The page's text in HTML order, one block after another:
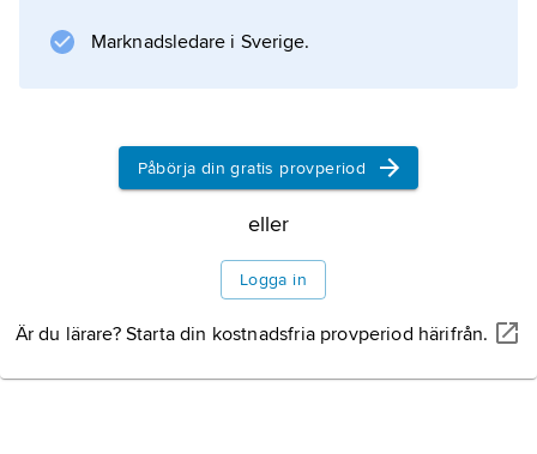
Information om artikeln
Marknadsledare i Sverige.
Påbörja din gratis provperiod
eller
Logga in
Är du lärare? Starta din kostnadsfria provperiod härifrån.